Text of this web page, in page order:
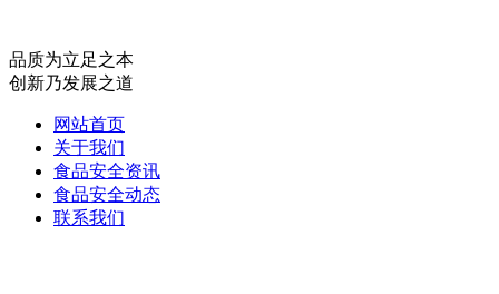
品质为立足之本
创新乃发展之道
网站首页
关于我们
食品安全资讯
食品安全动态
联系我们